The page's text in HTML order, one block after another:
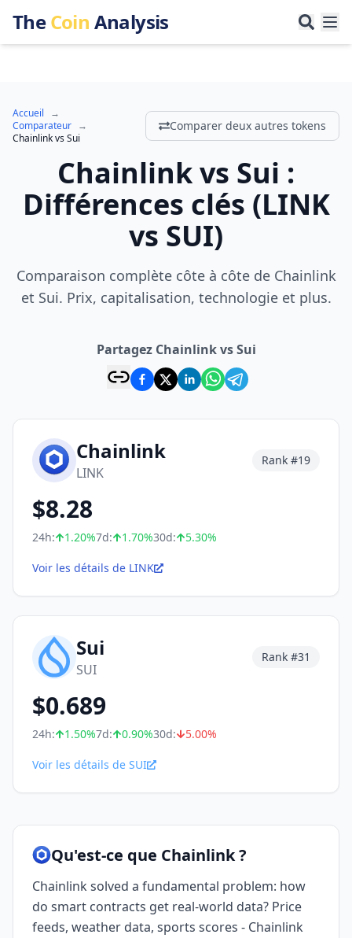
TheCoin Analysis
Accueil
→
Comparateur →
ChainlinkvsSui
Comparer deux autres tokens
Chainlinkvs Sui :
Différences clés (LINK
vs SUI)
Comparaison complète côte à côte de Chainlink
et Sui. Prix, capitalisation, technologie et plus.
Partagez Chainlink vs Sui
Chainlink
LINK
Rank #19
$8.28
24h: 1.20%7d: 1.70%30d: 5.30%
Voir les détails de LINK
Sui
SUI
Rank #31
$0.689
24h: 1.50%7d: 0.90%30d: 5.00%
Voir les détails de SUI
Qu'est-ce que Chainlink ?
Chainlink solved a fundamental problem: how
do smart contracts get real-world data? Price
feeds, weather data, sports scores - Chainlink